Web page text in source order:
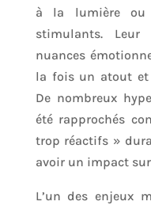
à la lumière ou
stimulants. Leur
nuances
la fois un atout et
De nombreux
été rapprochés
trop réactifs »
avoir un impact
L’un des enjeux